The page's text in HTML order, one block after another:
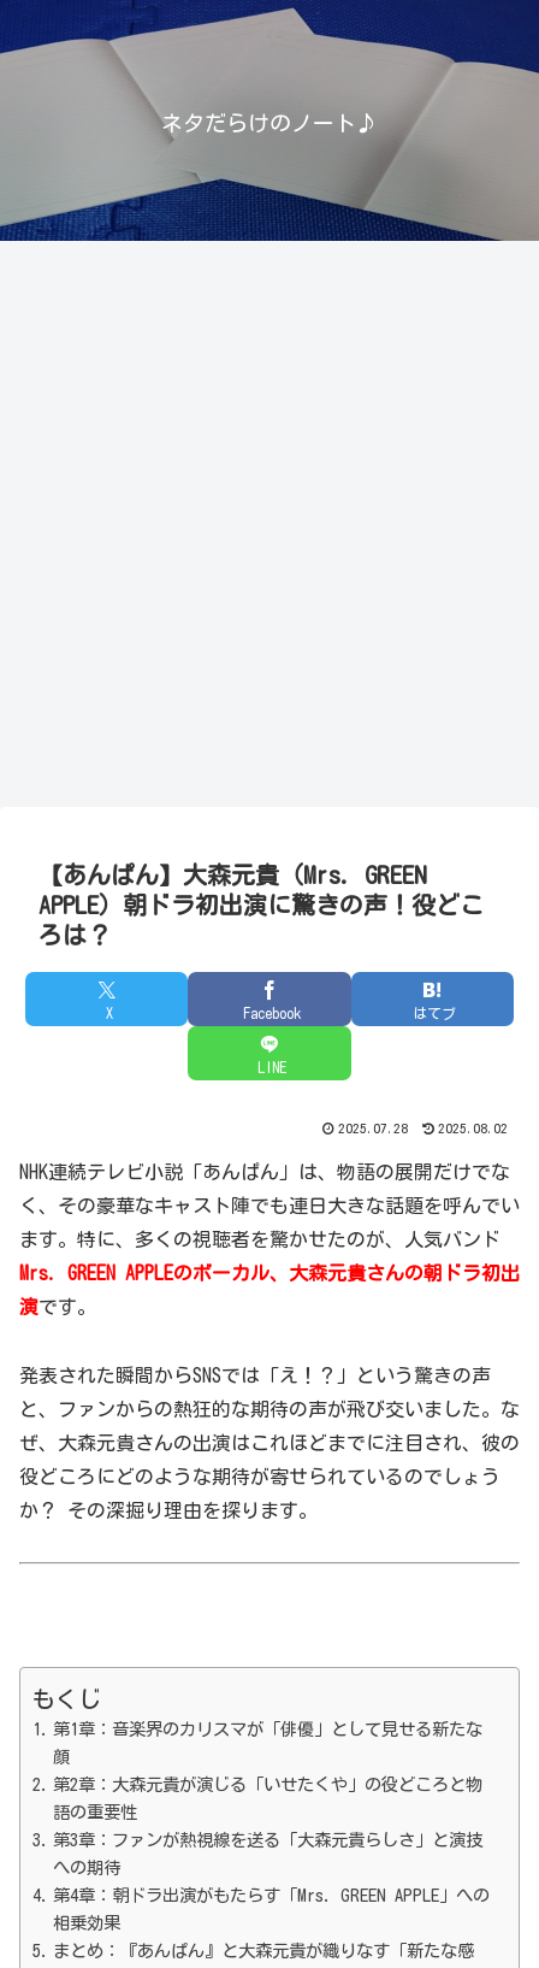
ネタだらけのノート♪
【あんぱん】大森元貴（Mrs. GREEN
APPLE）朝ドラ初出演に驚きの声！役どこ
ろは？
X Facebook はてブ
LINE
2025.07.28 2025.08.02
NHK連続テレビ小説「あんぱん」は、物語の展開だけでな
く、その豪華なキャスト陣でも連日大きな話題を呼んでい
ます。特に、多くの視聴者を驚かせたのが、人気バンド
Mrs. GREEN APPLEのボーカル、大森元貴さんの朝ドラ初出
演です。
発表された瞬間からSNSでは「え！？」という驚きの声
と、ファンからの熱狂的な期待の声が飛び交いました。な
ぜ、大森元貴さんの出演はこれほどまでに注目され、彼の
役どころにどのような期待が寄せられているのでしょう
か？ その深掘り理由を探ります。
もくじ
第1章：音楽界のカリスマが「俳優」として見せる新たな
顔
第2章：大森元貴が演じる「いせたくや」の役どころと物
語の重要性
第3章：ファンが熱視線を送る「大森元貴らしさ」と演技
への期待
第4章：朝ドラ出演がもたらす「Mrs. GREEN APPLE」への
相乗効果
まとめ：『あんぱん』と大森元貴が織りなす「新たな感